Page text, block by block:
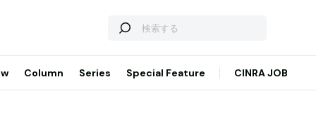
Column Series Special Feature CINRA JOB